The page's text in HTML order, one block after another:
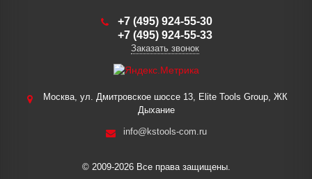
+7 (495) 924-55-30
+7 (495) 924-55-33
Заказать звонок
Москва, ул. Дмитровское шоссе 13, Elite Tools Group, ЖК
Дыхание
info@kstools-com.ru
© 2009-2026 Все права защищены.